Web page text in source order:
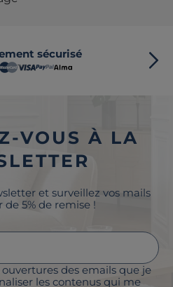
sécurisé
VOUS À LA
et surveillez vos mails
5% de remise !
des emails que je
les contenus qui me